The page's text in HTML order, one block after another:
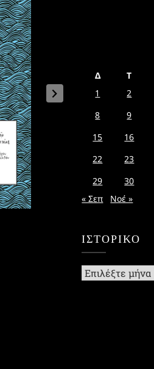
Δ Τ
1
2
8
9
15
16
22
23
29
30
« Σεπ
Νοέ »
ΙΣΤΟΡΙΚΌ
Ιστορικό